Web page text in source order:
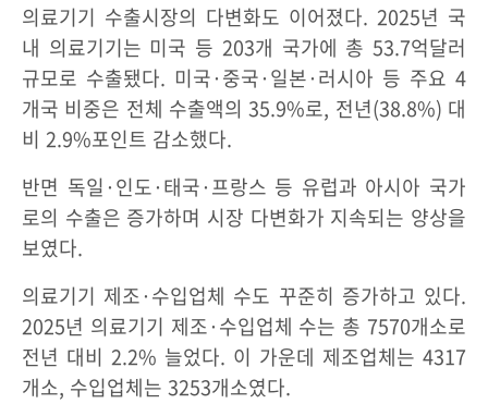
의료기기 수출시장의 다변화도 이어졌다. 2025년 국
내 의료기기는 미국 등 203개 국가에 총 53.7억달러
규모로 수출됐다. 미국·중국·일본·러시아 등 주요 4
개국 비중은 전체 수출액의 35.9%로, 전년(38.8%) 대
비 2.9%포인트 감소했다.
반면 독일·인도·태국·프랑스 등 유럽과 아시아 국가
로의 수출은 증가하며 시장 다변화가 지속되는 양상을
보였다.
의료기기 제조·수입업체 수도 꾸준히 증가하고 있다.
2025년 의료기기 제조·수입업체 수는 총 7570개소로
전년 대비 2.2% 늘었다. 이 가운데 제조업체는 4317
개소, 수입업체는 3253개소였다.